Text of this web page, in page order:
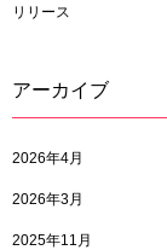
リリース
アーカイブ
2026年4月
2026年3月
2025年11月